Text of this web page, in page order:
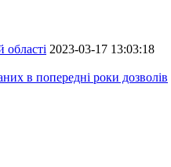
області 2023-03-17 13:03:18
в попередні роки дозволів